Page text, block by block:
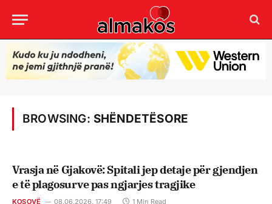
BROWSING: SHËNDETËSORE
Vrasja në Gjakovë: Spitali jep detaje për gjendjen
e të plagosurve pas ngjarjes tragjike
KOSOVË 08.06.2026, 17:49 1 Min Read